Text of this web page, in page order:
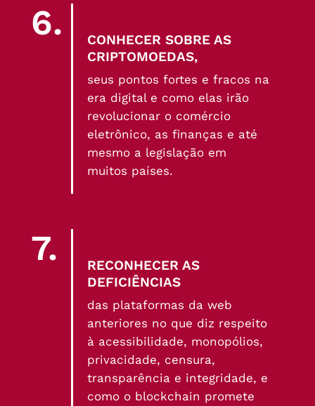
6.
CONHECER SOBRE AS
CRIPTOMOEDAS,
seus pontos fortes e fracos na
era digital e como elas irão
revolucionar o comércio
eletrônico, as finanças e até
mesmo a legislação em
muitos países.
7.
RECONHECER AS
DEFICIÊNCIAS
das plataformas da web
anteriores no que diz respeito
à acessibilidade, monopólios,
privacidade, censura,
transparência e integridade, e
como o blockchain promete